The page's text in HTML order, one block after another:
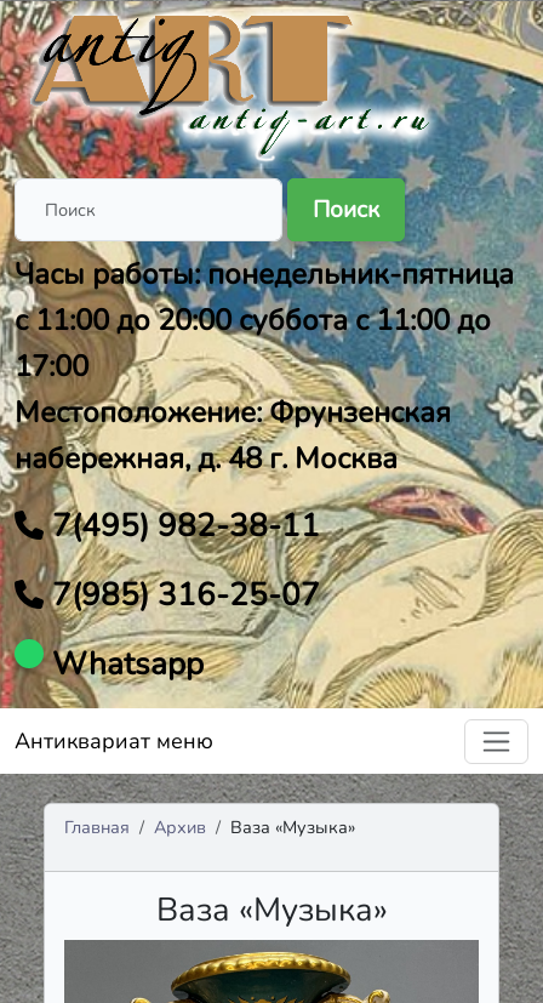
Поиск
Часы работы: понедельник-пятница
с 11:00 до 20:00 суббота с 11:00 до
17:00
Местоположение: Фрунзенская
набережная, д. 48 г. Москва
7(495) 982-38-11
7(985) 316-25-07
Whatsapp
Антиквариат меню
Главная Архив Ваза «Музыка»
Ваза «Музыка»